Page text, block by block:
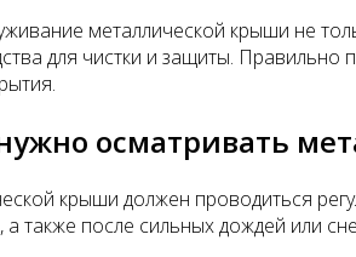
металлической крыши не
для чистки и защиты. Правильно
осматривать
крыши должен проводиться
также после сильных дождей или